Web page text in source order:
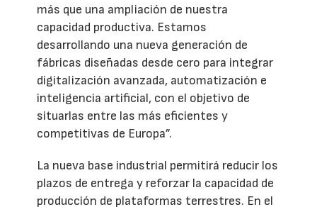
más que una ampliación de nuestra
capacidad productiva. Estamos
desarrollando una nueva generación de
fábricas diseñadas desde cero para integrar
digitalización avanzada, automatización e
inteligencia artificial, con el objetivo de
situarlas entre las más eficientes y
competitivas de Europa”.
La nueva base industrial permitirá reducir los
plazos de entrega y reforzar la capacidad de
producción de plataformas terrestres. En el